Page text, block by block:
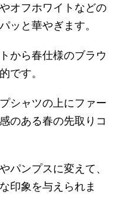
オフホワイトなどの
ッと華やぎます。
から春仕様のブラウ
です。
シャツの上にファー
のある春の先取りコ
パンプスに変えて、
印象を与えられま